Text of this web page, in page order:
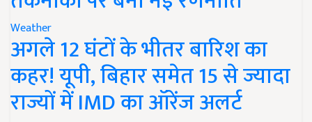
Weather
अगले 12 घंटों के भीतर बारिश का
कहर! यूपी, बिहार समेत 15 से ज्यादा
राज्यों में IMD का ऑरेंज अलर्ट